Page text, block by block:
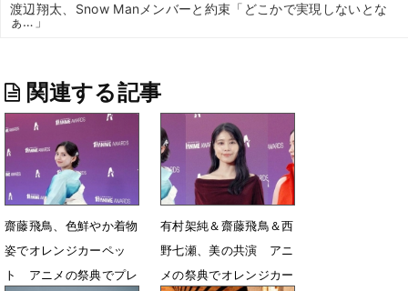
渡辺翔太、Snow Manメンバーと約束「どこかで実現しないとな
ぁ…」
関連する記事
齋藤飛鳥、色鮮やか着物
姿でオレンジカーペッ
ト アニメの祭典でプレ
有村架純＆齋藤飛鳥＆西
野七瀬、美の共演 アニ
メの祭典でオレンジカー